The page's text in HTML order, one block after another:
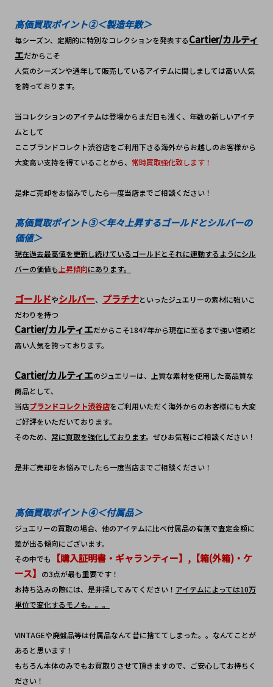
高価買取ポイント②＜製造年数＞
毎シーズン、定期的に特別なコレクションを発表するCartier/カルティ
エだからこそ
人気のシーズンや通年して販売しているアイテムに関しましては高い人気
を誇っております。
当コレクションのアイテムは登場からまだ日も浅く、年数の新しいアイテ
ムとして
ここブランドコレクト渋谷店をご利用下さる海外からお越しのお客様から
大変高い支持を得ていることから、 常時買取強化致します！
是非ご売却をお悩みでしたら一度当店までご相談ください！
高価買取ポイント③＜年々上昇するゴールドとシルバーの
価値＞
現在過去最高値を更新し続けているゴールドとそれに連動するようにシル
バーの価値も 上昇傾向にあります。
ゴールドやシルバー、 プラチナといったジュエリーの素材に強いこ
だわりを持つ
Cartier/カルティエだからこそ1847年から現在に至るまで強い信頼と
高い人気を誇っております。
Cartier/カルティエのジュエリーは、上質な素材を使用した高品質な
商品として、
当店ブランドコレクト渋谷店をご利用いただく海外からのお客様にも大変
ご好評をいただいております。
そのため、 常に買取を強化しております。ぜひお気軽にご相談ください！
是非ご売却をお悩みでしたら一度当店までご相談ください！
高価買取ポイント④＜付属品＞
ジュエリーの買取の場合、他のアイテムに比べ付属品の有無で査定金額に
差が出る傾向にございます。
その中でも
【購入証明書・ギャランティー】,【箱(外箱)・ケ
ース】 の3点が最も重要です！
お持ち込みの際には、是非探してみてください！ アイテムによっては10万
単位で変化するモノも。。。
VINTAGEや廃盤品等は付属品なんて昔に捨ててしまった。。なんてことが
あると思います！
もちろん本体のみでもお買取りさせて頂きますので、ご安心してお持ちく
ださい！